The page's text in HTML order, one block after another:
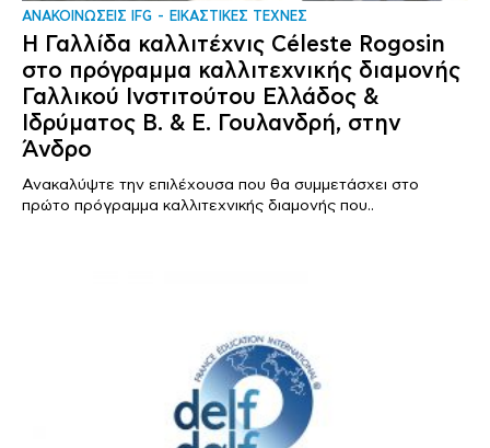
ΑΝΑΚΟΙΝΩΣΕΙΣ IFG ΕΙΚΑΣΤΙΚΕΣ ΤΕΧΝΕΣ
Η Γαλλίδα καλλιτέχνις Céleste Rogosin
στο πρόγραμμα καλλιτεχνικής διαμονής
Γαλλικού Ινστιτούτου Ελλάδος &
Ιδρύματος Β. & Ε. Γουλανδρή, στην
Άνδρο
Ανακαλύψτε την επιλέχουσα που θα συμμετάσχει στο
πρώτο πρόγραμμα καλλιτεχνικής διαμονής που..